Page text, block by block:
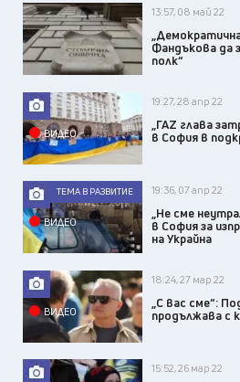
13:57, 08 май 22
Фандъкова да
полк“
ВИДЕО
19:27, 28 апр 22
„ГАZ глава
в София в
ВИДЕО
ТЕМА В РАЗВИТИЕ 19:36, 07 апр 22
„Не сме
в София за
на Украйна
ВИДЕО
18:24, 27 мар 22
„С вас сме“:
продължава с
15:52, 26 мар 22